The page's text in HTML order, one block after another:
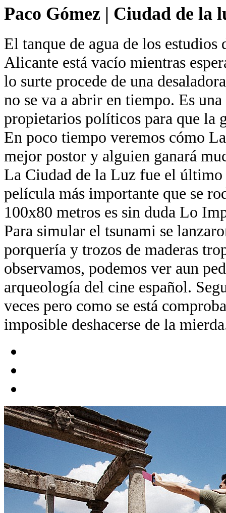
Paco Gómez | Ciudad de la
El tanque de agua de los
Alicante está vacío mientras
lo surte procede de una
no se va a abrir en tiempo. Es
propietarios políticos para que la
En poco tiempo veremos cómo
mejor postor y alguien ganará
La Ciudad de la Luz fue el
película más importante que se
100x80 metros es sin duda Lo
Para simular el tsunami se
porquería y trozos de maderas
observamos, podemos ver aun
arqueología del cine español.
veces pero como se está
imposible deshacerse de la